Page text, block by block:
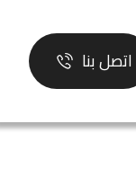
اتصل بنا